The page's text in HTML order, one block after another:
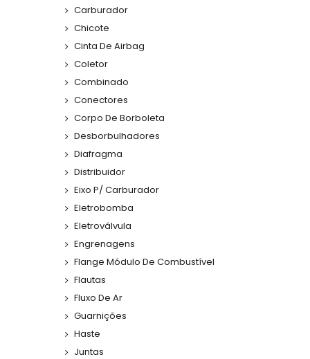
Carburador
Chicote
Cinta De Airbag
Coletor
Combinado
Conectores
Corpo De Borboleta
Desborbulhadores
Diafragma
Distribuidor
Eixo P/ Carburador
Eletrobomba
Eletroválvula
Engrenagens
Flange Módulo De Combustível
Flautas
Fluxo De Ar
Guarnições
Haste
Juntas